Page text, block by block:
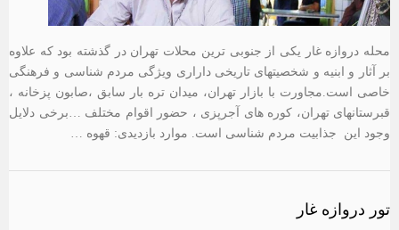
محله دروازه غار یکی از جنوبی ترین محلات تهران در گذشته بود که علاوه
بر آثار و ابنیه و شخصیتهای تاریخی داراری ویژگی مردم شناسی و فرهنگی
خاصی است.مجاورت با بازار تهران، میدان تره بار سابق ،صابون پزخانه ،
قبرستانهای تهران، کوره های آجرپزی ، حضور اقوام مختلف …برخی دلایل
وجود این جذابیت مردم شناسی است. موارد بازدیدی: قهوه …
تور دروازه غار